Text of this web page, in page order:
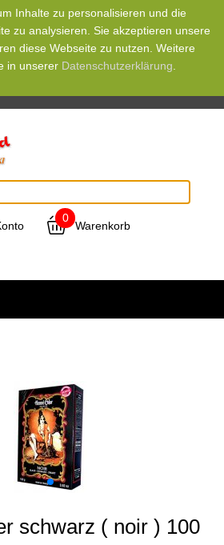
Inhalte zu personalisieren und die
zu analysieren. Sie akzeptieren unsere
diese Webseite zu nutzen. Weitere
in unserer Datenschutzerklärung
0
Warenkorb
schwarz ( noir ) 100